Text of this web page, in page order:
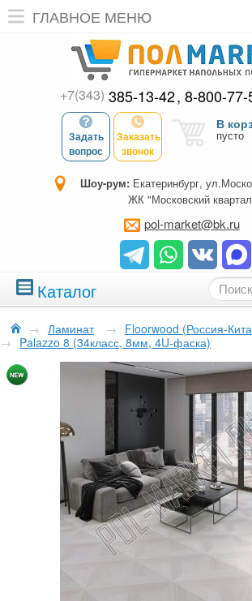
ГЛАВНОЕ МЕНЮ
+7(343) 385-13-42 8-800-
Задать
вопрос
Заказать
звонок
В
пусто
Шоу-рум: Екатеринбург,
ЖК "Московский
pol-market@bk.ru
Каталог
→ Ламинат → Floorwood (Россия-
→ Palazzo 8 (34класс, 8мм, 4U-фаска)